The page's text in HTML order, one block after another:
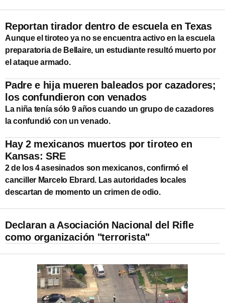
Reportan tirador dentro de escuela en Texas
Aunque el tiroteo ya no se encuentra activo en la escuela
preparatoria de Bellaire, un estudiante resultó muerto por
el ataque armado.
Padre e hija mueren baleados por cazadores;
los confundieron con venados
La niña tenía sólo 9 años cuando un grupo de cazadores
la confundió con un venado.
Hay 2 mexicanos muertos por tiroteo en
Kansas: SRE
2 de los 4 asesinados son mexicanos, confirmó el
canciller Marcelo Ebrard. Las autoridades locales
descartan de momento un crimen de odio.
Declaran a Asociación Nacional del Rifle
como organización "terrorista"